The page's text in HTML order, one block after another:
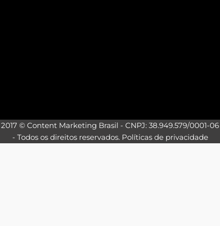
2017 © Content Marketing Brasil - CNPJ: 38.949.579/0001-06
- Todos os direitos reservados. Políticas de privacidade